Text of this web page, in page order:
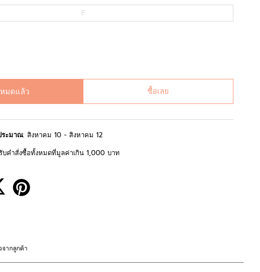
F
มดแล้ว ซื้อเลย
ระมาณ: สิงหาคม 10 - สิงหาคม 12
บคำสั่งซื้อทั้งหมดที่มูลค่าเกิน 1,000 บาท
จากลูกค้า